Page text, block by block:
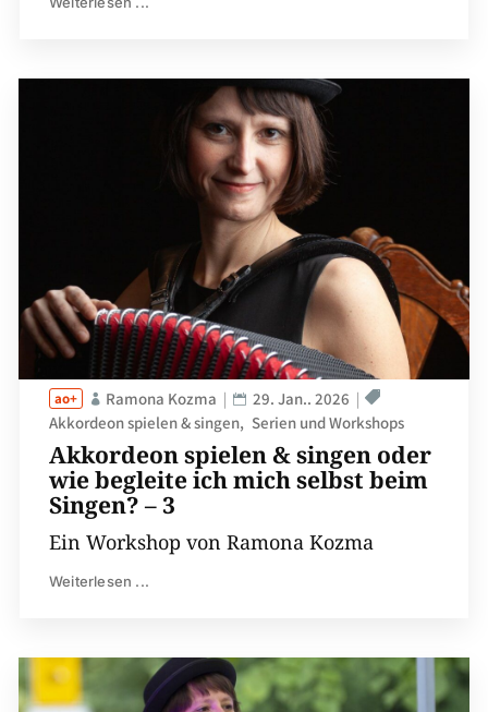
Akkordeon spielen & singen oder
wie begleite ich mich selbst beim
Singen? – 3
Ramona Kozma
29. Jan.. 2026
Akkordeon spielen & singen
Serien und Workshops
Ein Workshop von Ramona Kozma
Weiterlesen ...